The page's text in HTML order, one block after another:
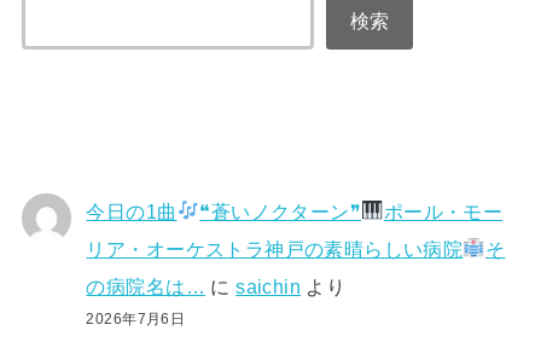
検索
今日の1曲 ❝蒼いノクターン❞
ポール・モー
リア・オーケストラ神戸の素晴らしい病院
そ
の病院名は… にsaichin より
2026年7月6日